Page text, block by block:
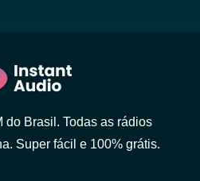
do Brasil. Todas as rádios
Super fácil e 100% grátis.